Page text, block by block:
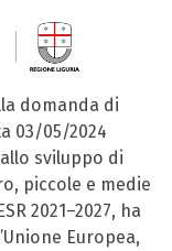
domanda di
03/05/2024
sviluppo di
piccole e medie
2021–2027, ha
Europea,